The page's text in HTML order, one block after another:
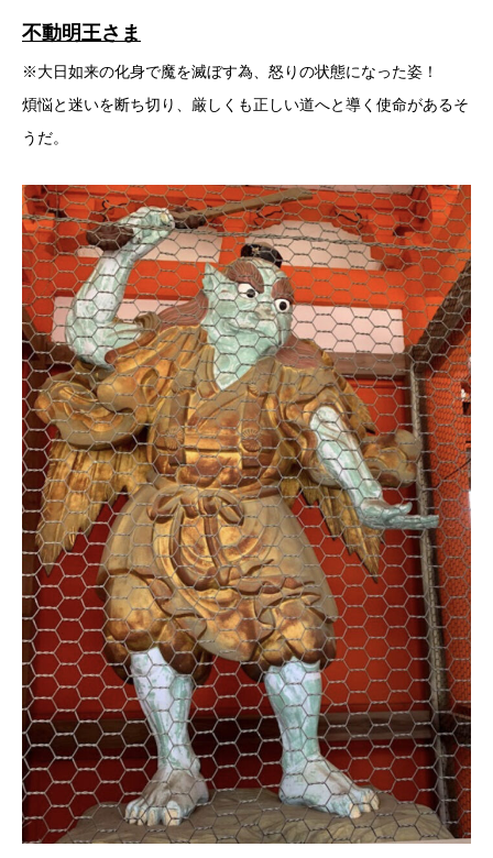
不動明王さま
※大日如来の化身で魔を滅ぼす為、怒りの状態になった姿！
煩悩と迷いを断ち切り、厳しくも正しい道へと導く使命があるそ
うだ。